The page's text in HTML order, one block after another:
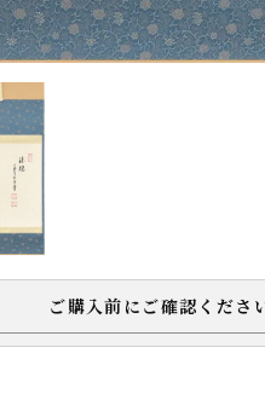
ご購入前にご確認くださ